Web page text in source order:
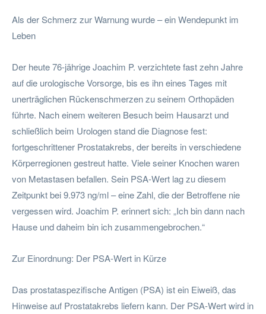
Als der Schmerz zur Warnung wurde – ein Wendepunkt im
Leben
Der heute 76-jährige Joachim P. verzichtete fast zehn Jahre
auf die urologische Vorsorge, bis es ihn eines Tages mit
unerträglichen Rückenschmerzen zu seinem Orthopäden
führte. Nach einem weiteren Besuch beim Hausarzt und
schließlich beim Urologen stand die Diagnose fest:
fortgeschrittener Prostatakrebs, der bereits in verschiedene
Körperregionen gestreut hatte. Viele seiner Knochen waren
von Metastasen befallen. Sein PSA-Wert lag zu diesem
Zeitpunkt bei 9.973 ng/ml – eine Zahl, die der Betroffene nie
vergessen wird. Joachim P. erinnert sich: „Ich bin dann nach
Hause und daheim bin ich zusammengebrochen.“
Zur Einordnung: Der PSA-Wert in Kürze
Das prostataspezifische Antigen (PSA) ist ein Eiweiß, das
Hinweise auf Prostatakrebs liefern kann. Der PSA-Wert wird in